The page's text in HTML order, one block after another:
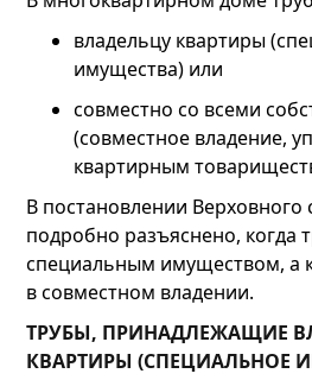
владельцу квартиры
имущества) или
совместно со всеми
(совместное владение,
квартирным
В постановлении Верховного
подробно разъяснено, когда
специальным имуществом, а
в совместном владении.
ТРУБЫ, ПРИНАДЛЕЖАЩИЕ
КВАРТИРЫ (СПЕЦИАЛЬНОЕ